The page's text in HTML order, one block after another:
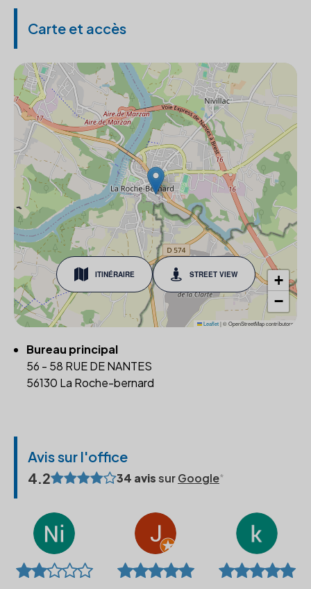
Carte et accès
ITINÉRAIRE STREET VIEW
+
−
Leaflet|© OpenStreetMap contributors
Bureau principal
56 - 58 RUE DE NANTES
56130 La Roche-bernard
Avis sur l'office
4.2
34 avissurGoogle